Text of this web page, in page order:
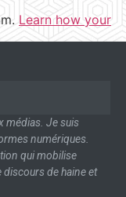
Learn how your
médias. Je suis
numériques.
qui mobilise
discours de haine et